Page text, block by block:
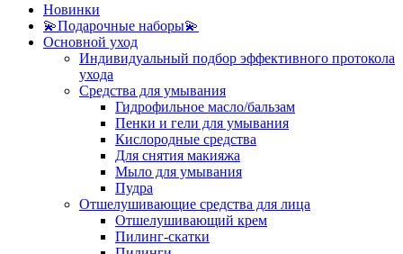
Новинки
💫Подарочные наборы💫
Основной уход
Индивидуальный подбор эффективного протокола
ухода
Средства для умывания
Гидрофильное масло/бальзам
Пенки и гели для умывания
Кислородные средства
Для снятия макияжа
Мыло для умывания
Пудра
Отшелушивающие средства для лица
Отшелушивающий крем
Пилинг-скатки